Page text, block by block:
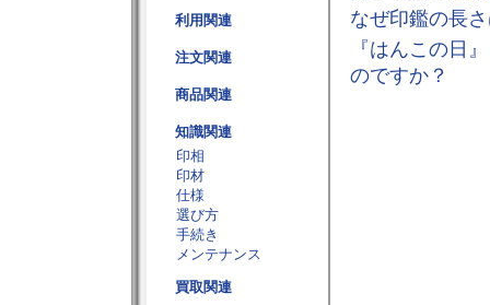
なぜ印鑑の長
『はんこの日
のですか？
利用関連
注文関連
商品関連
知識関連
印相
印材
仕様
選び方
手続き
メンテナンス
買取関連